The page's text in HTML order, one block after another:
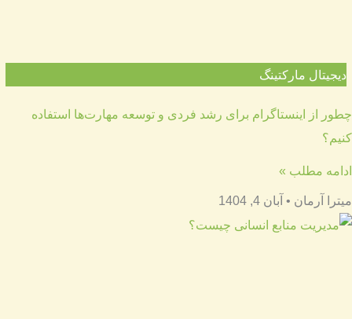
دیجیتال مارکتینگ
چطور از اینستاگرام برای رشد فردی و توسعه مهارت‌ها استفاده
کنیم؟
ادامه مطلب »
میترا آرمان آبان 4, 1404